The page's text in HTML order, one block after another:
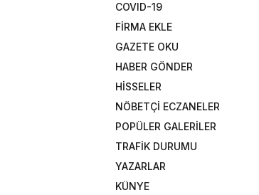
COVID-19
FİRMA EKLE
GAZETE OKU
HABER GÖNDER
HİSSELER
NÖBETÇİ ECZANELER
POPÜLER GALERİLER
TRAFİK DURUMU
YAZARLAR
KÜNYE